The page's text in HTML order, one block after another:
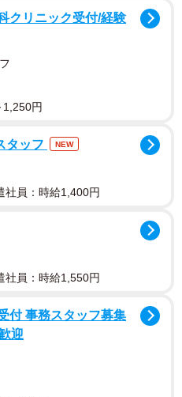
クリニック受付/経験
円
タッフ NEW
社員：時給1,400円
社員：時給1,550円
付 事務スタッフ募集
迎